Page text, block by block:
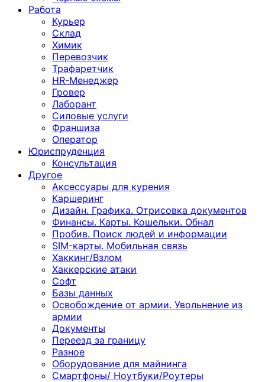
Работа
Курьер
Склад
Химик
Перевозчик
Трафаретчик
HR-Менеджер
Гровер
Лаборант
Силовые услуги
Франшиза
Оператор
Юриспруденция
Консультация
Другoе
Аксессуары для курения
Каршеринг
Дизайн. Графика. Отрисовка документов
Финансы. Карты. Кошельки. Обнал
Пробив. Поиск людей и информации
SIM-карты. Мобильная связь
Хаккинг/Взлом
Хаккерские атаки
Софт
Базы данных
Освобождение от армии. Увольнение из
армии
Документы
Переезд за границу
Разное
Оборудование для майнинга
Смартфоны/ Ноутбуки/Роутеры